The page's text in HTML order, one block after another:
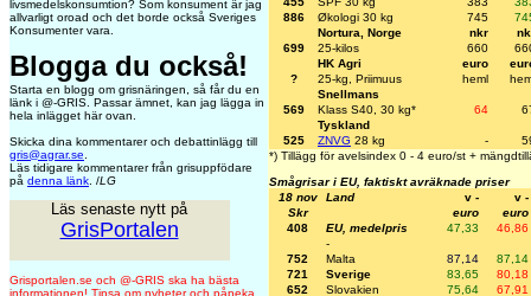
livsmedelskonsumtion? Som konsument är jag
allvarligt oroad och det borde också Sveriges
Konsumenter vara.
Blogga du också!
Starta en blogg om grisnäringen, så får du en
länk i @-GRIS. Passar ämnet, kan jag lägga in
hela inlägget här ovan.
Skicka dina kommentarer och debattinlägg till
gris@agrar.se
Läs tidigare kommentarer från grisuppfödare
på denna länk . /LG
Läs senaste nytt på
GrisPortalen
Grisportalen.se och @-GRIS ska ha bästa
informationen! Tipsa om nyheter och påpeka
886
Økologi 30 kg 745
Nortura, Norge
nkr
699
25-kilos 660
HK Agri
euro
?
25-kg, Priimuus heml
Snellmans
569
Klass S40, 30 kg* 64
Tyskland
525
ZNVG 28 kg -
*) Tillägg för avelsindex 0 - 4 euro/st +
Smågrisar i EU, faktiskt avräknade priser
18 nov
Land v -
v -
Skr
euro
euro
408
EU, medelpris 47,33
46,86
-
752
Malta 87,14
87,14
721
Sverige 83,65
80,18
652
Slovakien 75,64
67,91